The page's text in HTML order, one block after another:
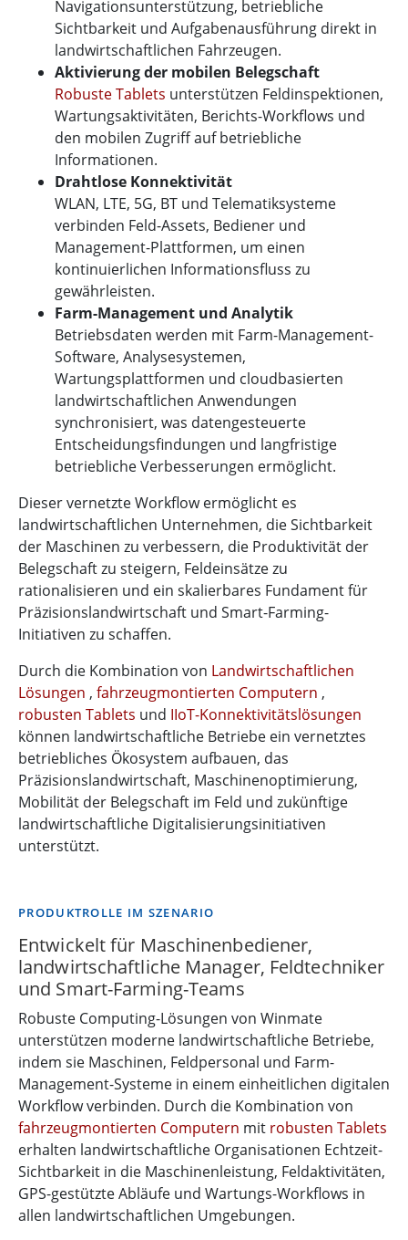
Navigationsunterstützung, betriebliche
Sichtbarkeit und Aufgabenausführung direkt in
landwirtschaftlichen Fahrzeugen.
Aktivierung der mobilen Belegschaft
Robuste Tablets unterstützen Feldinspektionen,
Wartungsaktivitäten, Berichts-Workflows und
den mobilen Zugriff auf betriebliche
Informationen.
Drahtlose Konnektivität
WLAN, LTE, 5G, BT und Telematiksysteme
verbinden Feld-Assets, Bediener und
Management-Plattformen, um einen
kontinuierlichen Informationsfluss zu
gewährleisten.
Farm-Management und Analytik
Betriebsdaten werden mit Farm-Management-
Software, Analysesystemen,
Wartungsplattformen und cloudbasierten
landwirtschaftlichen Anwendungen
synchronisiert, was datengesteuerte
Entscheidungsfindungen und langfristige
betriebliche Verbesserungen ermöglicht.
Dieser vernetzte Workflow ermöglicht es
landwirtschaftlichen Unternehmen, die Sichtbarkeit
der Maschinen zu verbessern, die Produktivität der
Belegschaft zu steigern, Feldeinsätze zu
rationalisieren und ein skalierbares Fundament für
Präzisionslandwirtschaft und Smart-Farming-
Initiativen zu schaffen.
Durch die Kombination von Landwirtschaftlichen
Lösungen , fahrzeugmontierten Computern ,
robusten Tablets und IIoT-Konnektivitätslösungen
können landwirtschaftliche Betriebe ein vernetztes
betriebliches Ökosystem aufbauen, das
Präzisionslandwirtschaft, Maschinenoptimierung,
Mobilität der Belegschaft im Feld und zukünftige
landwirtschaftliche Digitalisierungsinitiativen
unterstützt.
PRODUKTROLLE IM SZENARIO
Entwickelt für Maschinenbediener,
landwirtschaftliche Manager, Feldtechniker
und Smart-Farming-Teams
Robuste Computing-Lösungen von Winmate
unterstützen moderne landwirtschaftliche Betriebe,
indem sie Maschinen, Feldpersonal und Farm-
Management-Systeme in einem einheitlichen digitalen
Workflow verbinden. Durch die Kombination von
fahrzeugmontierten Computern mit robusten Tablets
erhalten landwirtschaftliche Organisationen Echtzeit-
Sichtbarkeit in die Maschinenleistung, Feldaktivitäten,
GPS-gestützte Abläufe und Wartungs-Workflows in
allen landwirtschaftlichen Umgebungen.